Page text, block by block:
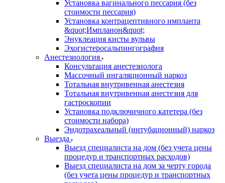
Установка вагинального пессария (без
стоимости пессария)
Установка контрацептивного импланта
&quot;Импланон&quot;
Энуклеация кисты вульвы
Эхогистеросальпингография
Анестезиология
Консультация анестезиолога
Массочный ингаляционный наркоз
Тотальная внутривенная анестезия
Тотальная внутривенная анестезия для
гастроскопии
Установка подключичного катетера (без
стоимости набора)
Эндотрахеальный (интубационный) наркоз
Выезда
Выезд специалиста на дом (без учета цены
процедур и транспортных расходов)
Выезд специалиста на дом за черту города
(без учета цены процедур и транспортных